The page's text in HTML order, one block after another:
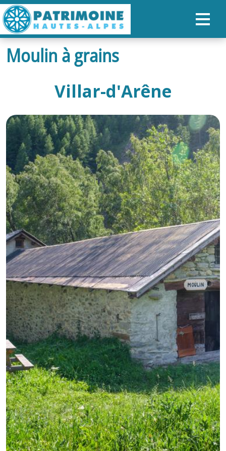
ACCUEIL
NOS PARCOURS
PATRIMOINE
RANDONNÉES
ORGANISER SON SÉJOUR
RECHERCHER
FR
GB
IT
Moulin à grains
Villar-d'Arêne